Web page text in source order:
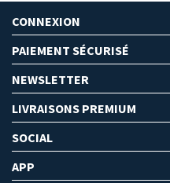
CONNEXION
PAIEMENT SÉCURISÉ
NEWSLETTER
LIVRAISONS PREMIUM
SOCIAL
APP